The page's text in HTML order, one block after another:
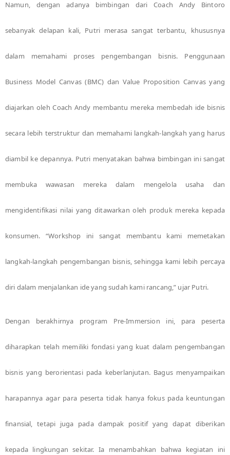
Namun, dengan adanya bimbingan dari Coach Andy Bintoro
sebanyak delapan kali, Putri merasa sangat terbantu, khususnya
dalam memahami proses pengembangan bisnis. Penggunaan
Business Model Canvas (BMC) dan Value Proposition Canvas yang
diajarkan oleh Coach Andy membantu mereka membedah ide bisnis
secara lebih terstruktur dan memahami langkah-langkah yang harus
diambil ke depannya. Putri menyatakan bahwa bimbingan ini sangat
membuka wawasan mereka dalam mengelola usaha dan
mengidentifikasi nilai yang ditawarkan oleh produk mereka kepada
konsumen. “Workshop ini sangat membantu kami memetakan
langkah-langkah pengembangan bisnis, sehingga kami lebih percaya
diri dalam menjalankan ide yang sudah kami rancang,” ujar Putri.
Dengan berakhirnya program Pre-Immersion ini, para peserta
diharapkan telah memiliki fondasi yang kuat dalam pengembangan
bisnis yang berorientasi pada keberlanjutan. Bagus menyampaikan
harapannya agar para peserta tidak hanya fokus pada keuntungan
finansial, tetapi juga pada dampak positif yang dapat diberikan
kepada lingkungan sekitar. Ia menambahkan bahwa kegiatan ini